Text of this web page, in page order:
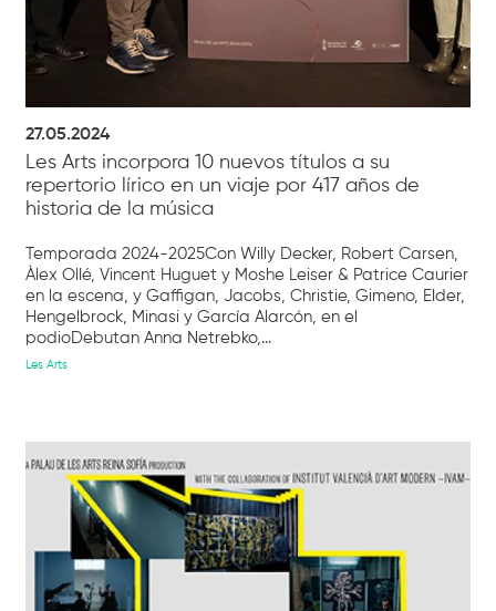
27.05.2024
Les Arts incorpora 10 nuevos títulos a su
repertorio lírico en un viaje por 417 años de
historia de la música
Temporada 2024-2025Con Willy Decker, Robert Carsen,
Àlex Ollé, Vincent Huguet y Moshe Leiser & Patrice Caurier
en la escena, y Gaffigan, Jacobs, Christie, Gimeno, Elder,
Hengelbrock, Minasi y García Alarcón, en el
podioDebutan Anna Netrebko,...
Les Arts